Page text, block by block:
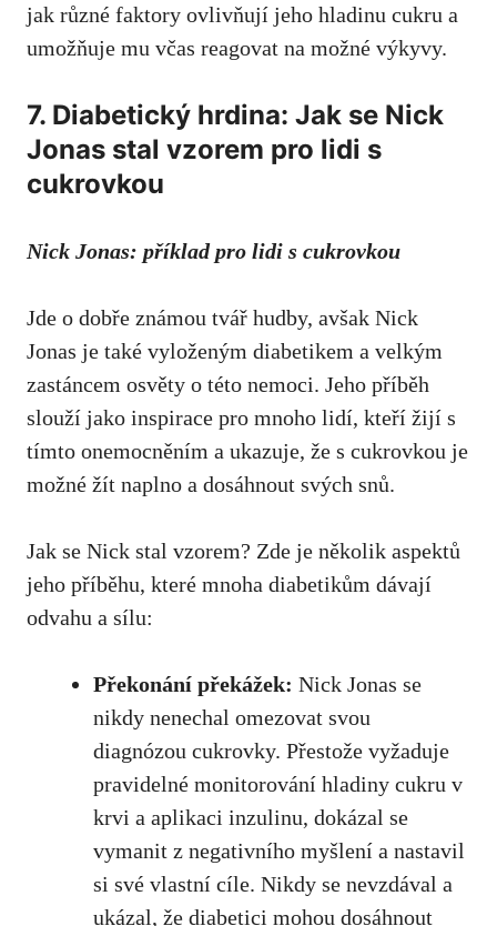
jak různé faktory ovlivňují jeho hladinu cukru‌ a
umožňuje mu včas reagovat na možné výkyvy.
7. ‌Diabetický ​hrdina: Jak se Nick
Jonas stal vzorem pro lidi s⁤
cukrovkou
Nick ⁣Jonas: příklad pro lidi s‍ cukrovkou
Jde ‌o⁢ dobře známou tvář hudby, ​avšak Nick
‍Jonas je také vyloženým diabetikem a velkým
zastáncem osvěty‌ o této nemoci. Jeho příběh
⁣slouží ‍jako inspirace pro⁢ mnoho lidí, kteří žijí ⁤s
tímto onemocněním a ukazuje, ​že s cukrovkou je
možné žít⁣ naplno⁤ a dosáhnout svých snů.
Jak se Nick stal vzorem? ‌Zde je několik​ aspektů
jeho příběhu, které mnoha diabetikům⁤ dávají
odvahu a sílu:
Překonání⁤ překážek: Nick Jonas se
‍nikdy nenechal omezovat svou
diagnózou ​cukrovky. Přestože vyžaduje
pravidelné monitorování hladiny⁤ cukru v
krvi a⁤ aplikaci inzulinu, dokázal ‌se‍
vymanit z negativního myšlení⁤ a nastavil​
si své vlastní cíle. Nikdy‍ se ⁢nevzdával a
⁤ukázal, že diabetici mohou dosáhnout